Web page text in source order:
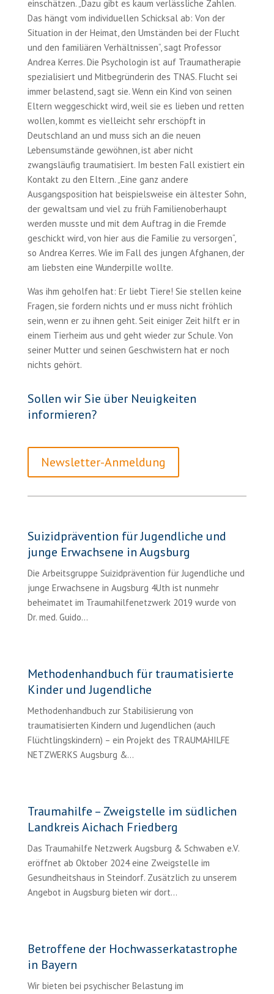
einschätzen. „Dazu gibt es kaum verlässliche Zahlen.
Das hängt vom individuellen Schicksal ab: Von der
Situation in der Heimat, den Umständen bei der Flucht
und den familiären Verhältnissen“, sagt Professor
Andrea Kerres. Die Psychologin ist auf Traumatherapie
spezialisiert und Mitbegründerin des TNAS. Flucht sei
immer belastend, sagt sie. Wenn ein Kind von seinen
Eltern weggeschickt wird, weil sie es lieben und retten
wollen, kommt es vielleicht sehr erschöpft in
Deutschland an und muss sich an die neuen
Lebensumstände gewöhnen, ist aber nicht
zwangsläufig traumatisiert. Im besten Fall existiert ein
Kontakt zu den Eltern. „Eine ganz andere
Ausgangsposition hat beispielsweise ein ältester Sohn,
der gewaltsam und viel zu früh Familienoberhaupt
werden musste und mit dem Auftrag in die Fremde
geschickt wird, von hier aus die Familie zu versorgen“,
so Andrea Kerres. Wie im Fall des jungen Afghanen, der
am liebsten eine Wunderpille wollte.
Was ihm geholfen hat: Er liebt Tiere! Sie stellen keine
Fragen, sie fordern nichts und er muss nicht fröhlich
sein, wenn er zu ihnen geht. Seit einiger Zeit hilft er in
einem Tierheim aus und geht wieder zur Schule. Von
seiner Mutter und seinen Geschwistern hat er noch
nichts gehört.
Sollen wir Sie über Neuigkeiten
informieren?
Newsletter-Anmeldung
Suizidprävention für Jugendliche und
junge Erwachsene in Augsburg
Die Arbeitsgruppe Suizidprävention für Jugendliche und
junge Erwachsene in Augsburg 4Uth ist nunmehr
beheimatet im Traumahilfenetzwerk 2019 wurde von
Dr. med. Guido...
Methodenhandbuch für traumatisierte
Kinder und Jugendliche
Methodenhandbuch zur Stabilisierung von
traumatisierten Kindern und Jugendlichen (auch
Flüchtlingskindern) – ein Projekt des TRAUMAHILFE
NETZWERKS Augsburg &...
Traumahilfe – Zweigstelle im südlichen
Landkreis Aichach Friedberg
Das Traumahilfe Netzwerk Augsburg & Schwaben e.V.
eröffnet ab Oktober 2024 eine Zweigstelle im
Gesundheitshaus in Steindorf. Zusätzlich zu unserem
Angebot in Augsburg bieten wir dort…
Betroffene der Hochwasserkatastrophe
in Bayern
Wir bieten bei psychischer Belastung im